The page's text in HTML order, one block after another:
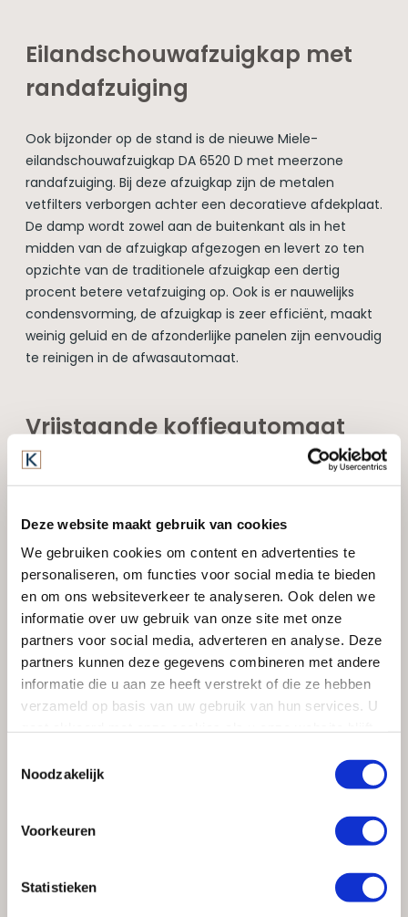
Deze website maakt gebruik van cookies
We gebruiken cookies om content en advertenties te
personaliseren, om functies voor social media te bieden
en om ons websiteverkeer te analyseren. Ook delen we
informatie over uw gebruik van onze site met onze
partners voor social media, adverteren en analyse. Deze
partners kunnen deze gegevens combineren met andere
informatie die u aan ze heeft verstrekt of die ze hebben
verzameld op basis van uw gebruik van hun services. U
Noodzakelijk
Voorkeuren
Statistieken
Eilandschouwafzuigkap met
randafzuiging
Ook bijzonder op de stand is de nieuwe Miele-
eilandschouwafzuigkap DA 6520 D met meerzone
randafzuiging. Bij deze afzuigkap zijn de metalen
vetfilters verborgen achter een decoratieve afdekplaat.
De damp wordt zowel aan de buitenkant als in het
midden van de afzuigkap afgezogen en levert zo ten
opzichte van de traditionele afzuigkap een dertig
procent betere vetafzuiging op. Ook is er nauwelijks
condensvorming, de afzuigkap is zeer efficiënt, maakt
weinig geluid en de afzonderlijke panelen zijn eenvoudig
te reinigen in de afwasautomaat.
Vrijstaande koffieautomaat
CM5
aanwezig is, is de onlangs geïntroduceerde vrijstaande
koffieautomaat CM5 van Miele. Hiermee kan men met
het grootste gemak, door simpele bediening, een
perfecte espresso, koffie, cappuccino of Latte
Macchiato maken. Door het eigentijdse design pas de
Miele Barista CM5 in elke moderne keuken en bij alle
andere Miele-inbouwapparatuur.
Wilt u informatie of een misschien een persoonlijke